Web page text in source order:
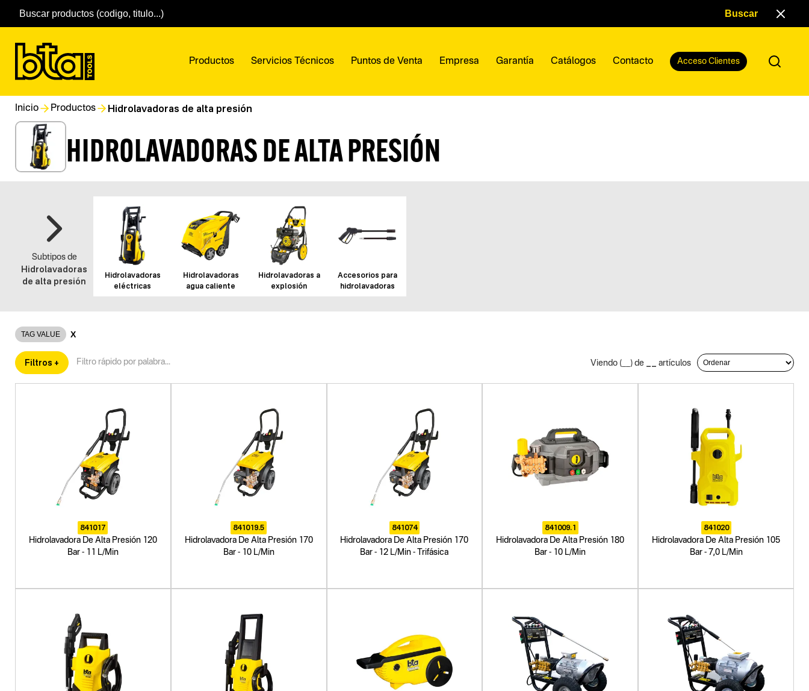
Productos Servicios Técnicos Puntos de Venta Empresa Garantía Catálogos Contacto Acceso Clientes
Inicio Productos Hidrolavadoras de alta presión
HIDROLAVADORAS DE ALTA PRESIÓN
Subtipos de
Hidrolavadoras
de alta presión
Hidrolavadoras
eléctricas
Hidrolavadoras
agua caliente
Hidrolavadoras a
explosión
Accesorios para
hidrolavadoras
TAG VALUE X
Filtros + Viendo ( ) de artículos
841017
Hidrolavadora De Alta Presión 120
Bar - 11 L/Min
841019.5
Hidrolavadora De Alta Presión 170
Bar - 10 L/Min
841074
Hidrolavadora De Alta Presión 170
Bar - 12 L/Min - Trifásica
841009.1
Hidrolavadora De Alta Presión 180
Bar - 10 L/Min
841020
Hidrolavadora De Alta Presión 105
Bar - 7,0 L/Min